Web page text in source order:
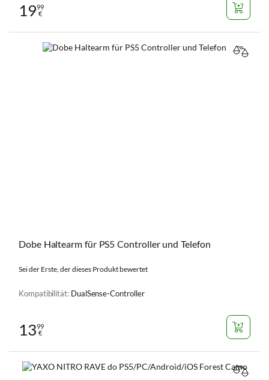
1999
€
Dobe Haltearm für PS5 Controller und Telefon
Sei der Erste, der dieses Produkt bewertet
Kompatibilität: DualSense-Controller
1399
€